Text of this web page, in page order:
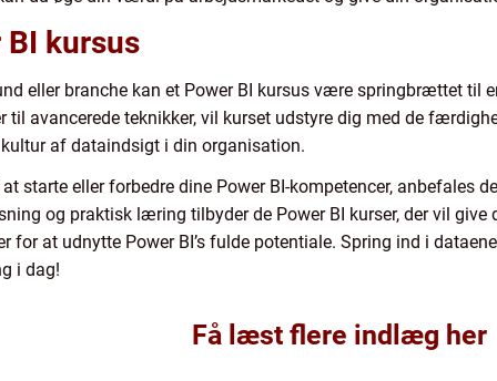
BI kursus
eller branche kan et Power BI kursus være springbrættet til
avancerede teknikker, vil kurset udstyre dig med de
af dataindsigt i din organisation.
starte eller forbedre dine Power BI-kompetencer, anbefales
og praktisk læring tilbyder de Power BI kurser, der vil
for at udnytte Power BI’s fulde potentiale. Spring ind i
i dag!
Få læst flere indlæg her